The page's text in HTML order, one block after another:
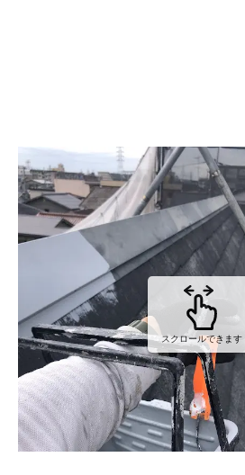
スクロールできます